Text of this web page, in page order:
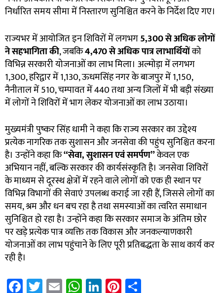
निर्धारित समय सीमा में निस्तारण सुनिश्चित करने के निर्देश दिए गए।
राज्यभर में आयोजित इन शिविरों में लगभग5,300से अधिक लोगों
ने सहभागिता की, जबकि4,470से अधिक पात्र लाभार्थियोंको
विभिन्न सरकारी योजनाओं का लाभ मिला। अल्मोड़ा में लगभग
1,300, हरिद्वार में 1,130, ऊधमसिंह नगर के बाजपुर में 1,150,
नैनीताल में 510, चम्पावत में 440 तथा अन्य जिलों में भी बड़ी संख्या
में लोगों ने शिविरों में भाग लेकर योजनाओं का लाभ उठाया।
मुख्यमंत्री पुष्कर सिंह धामी ने कहा कि राज्य सरकार का उद्देश्य
प्रत्येक नागरिक तक सुशासन और जनसेवा की पहुंच सुनिश्चित करना
है। उन्होंने कहा कि“सेवा,सुशासन एवं समर्पण”केवल एक
अभियान नहीं, बल्कि सरकार की कार्यसंस्कृति है। जनसेवा शिविरों
के माध्यम से दूरस्थ क्षेत्रों में रहने वाले लोगों को एक ही स्थान पर
विभिन्न विभागों की सेवाएं उपलब्ध कराई जा रही हैं, जिससे लोगों का
समय, श्रम और धन बच रहा है तथा समस्याओं का त्वरित समाधान
सुनिश्चित हो रहा है। उन्होंने कहा कि सरकार समाज के अंतिम छोर
पर खड़े प्रत्येक पात्र व्यक्ति तक विकास और जनकल्याणकारी
योजनाओं का लाभ पहुंचाने के लिए पूरी प्रतिबद्धता के साथ कार्य कर
रही है।
Fa T E W Li Pi